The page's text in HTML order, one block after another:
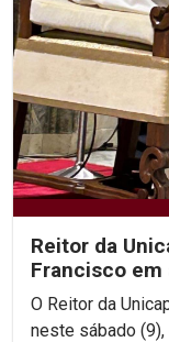
Reitor da
Francisco
O Reitor da
neste sábado